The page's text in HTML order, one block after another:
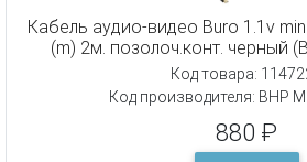
Кабель аудио-видео Buro 1.1v
(m) 2м. позолоч.конт. черный
Код товара:
Код производителя: BHP
880 ₽